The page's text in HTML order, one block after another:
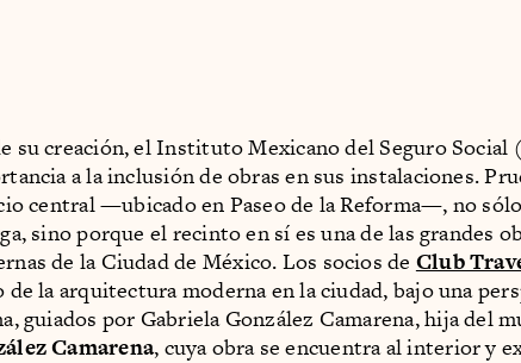
su creación, el Instituto Mexicano del Seguro Social
a la inclusión de obras en sus instalaciones.
central —ubicado en Paseo de la Reforma—, no
sino porque el recinto en sí es una de las grandes
de la Ciudad de México. Los socios de Club
de la arquitectura moderna en la ciudad, bajo una
guiados por Gabriela González Camarena, hija del
Camarena, cuya obra se encuentra al interior y